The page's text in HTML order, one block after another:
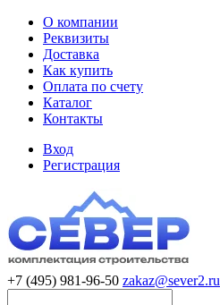
О компании
Реквизиты
Доставка
Как купить
Оплата по счету
Каталог
Контакты
Вход
Регистрация
+7 (495) 981-96-50 zakaz@sever2.ru